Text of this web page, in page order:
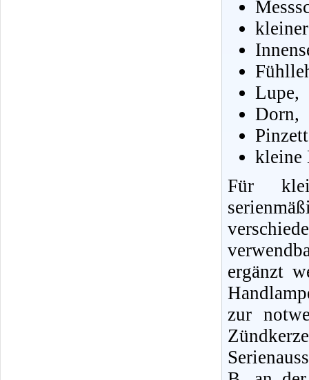
Lupe,
Dorn,
kleine
Für
ergänzt
zur